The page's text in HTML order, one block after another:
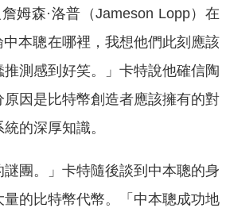
姆森·洛普（Jameson Lopp）在
本聰在哪裡，我想他們此刻應該
測感到好笑。」卡特說他確信陶
因是比特幣創造者應該擁有的對
的深厚知識。
謎團。」卡特隨後談到中本聰的身
的比特幣代幣。「中本聰成功地